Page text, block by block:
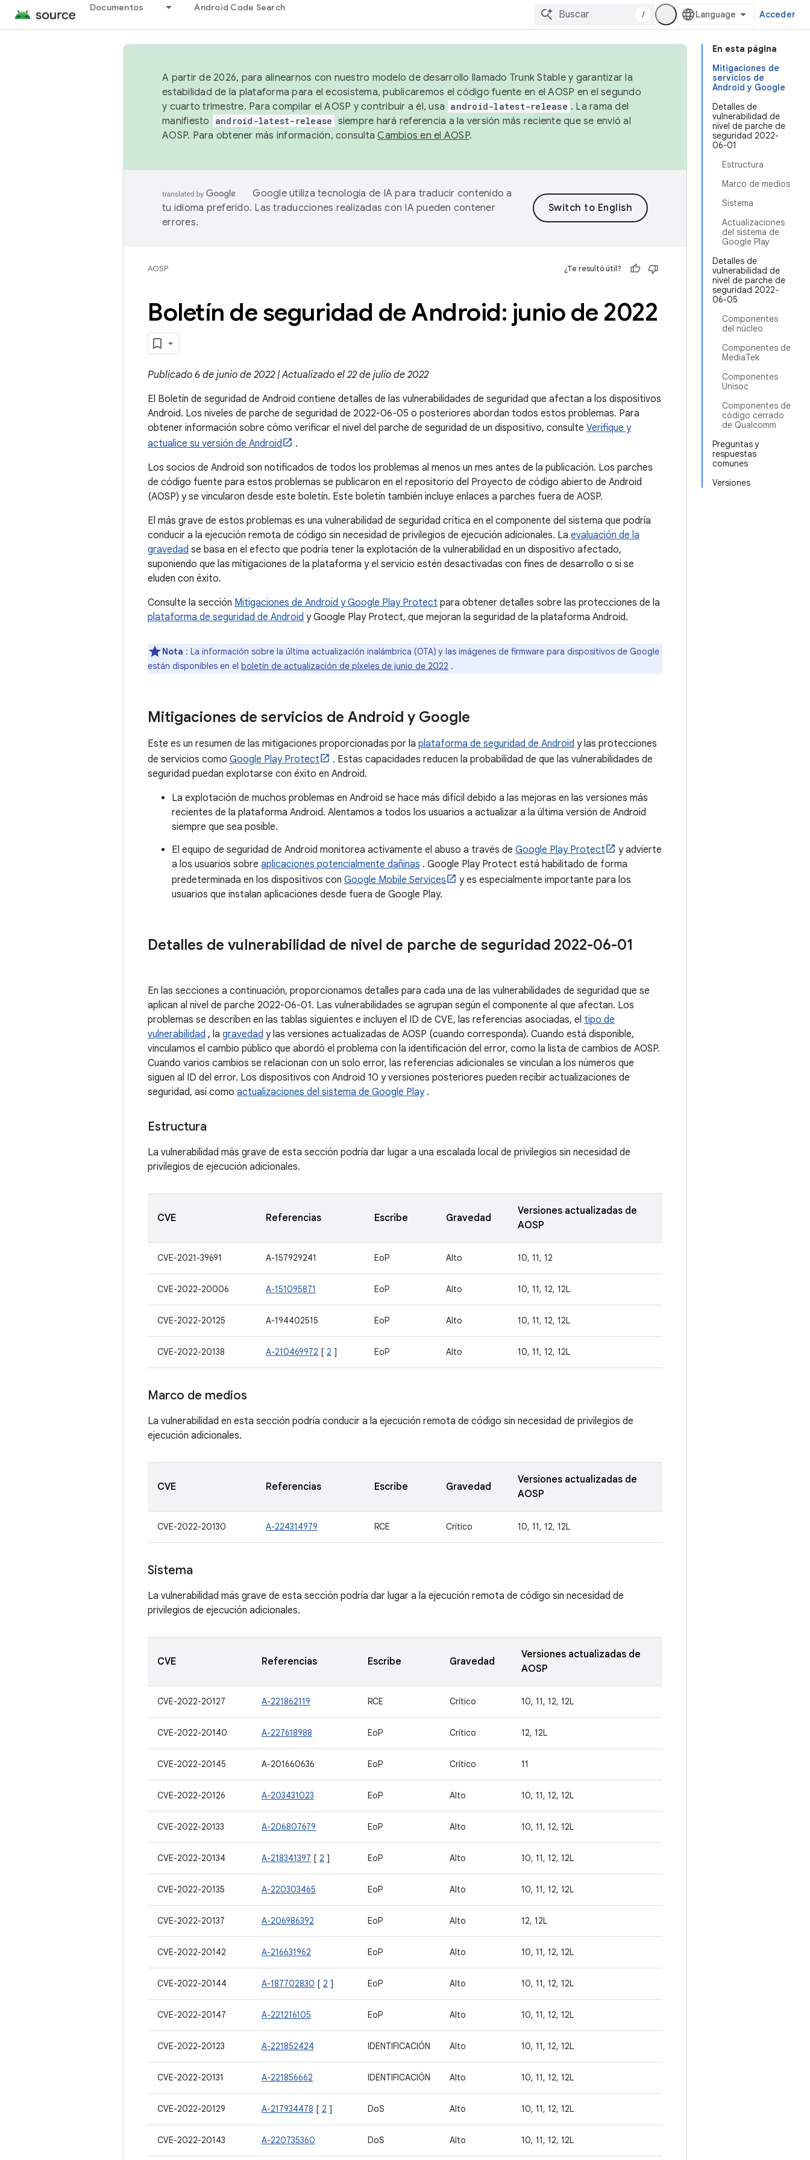
Documentos Android Code Search
/ Acceder
En esta página
Mitigaciones de
servicios de
Android y Google
Detalles de
vulnerabilidad de
nivel de parche de
seguridad 2022-
06-01
Estructura
Marco de medios
Sistema
Actualizaciones
del sistema de
Google Play
Detalles de
vulnerabilidad de
nivel de parche de
seguridad 2022-
06-05
Componentes
del núcleo
Componentes de
MediaTek
Componentes
Unisoc
Componentes de
código cerrado
de Qualcomm
Preguntas y
respuestas
comunes
Versiones
A partir de 2026, para alinearnos con nuestro modelo de desarrollo llamado Trunk Stable y garantizar la
estabilidad de la plataforma para el ecosistema, publicaremos el código fuente en el AOSP en el segundo
y cuarto trimestre. Para compilar el AOSP y contribuir a él, usa android-latest-release . La rama del
manifiesto
android-latest-release siempre hará referencia a la versión más reciente que se envió al
AOSP. Para obtener más información, consultaCambios en el AOSP.
Google utiliza tecnología de IA para traducir contenido a
tu idioma preferido. Las traducciones realizadas con IA pueden contener
errores.
AOSP ¿Te resultó útil?
Boletín de seguridad de Android: junio de 2022
Publicado 6 de junio de 2022 | Actualizado el 22 de julio de 2022
El Boletín de seguridad de Android contiene detalles de las vulnerabilidades de seguridad que afectan a los dispositivos
Android. Los niveles de parche de seguridad de 2022-06-05 o posteriores abordan todos estos problemas. Para
obtener información sobre cómo verificar el nivel del parche de seguridad de un dispositivo, consulte Verifique y
actualice su versión de Android
.
Los socios de Android son notificados de todos los problemas al menos un mes antes de la publicación. Los parches
de código fuente para estos problemas se publicaron en el repositorio del Proyecto de código abierto de Android
(AOSP) y se vincularon desde este boletín. Este boletín también incluye enlaces a parches fuera de AOSP.
El más grave de estos problemas es una vulnerabilidad de seguridad crítica en el componente del sistema que podría
conducir a la ejecución remota de código sin necesidad de privilegios de ejecución adicionales. La evaluación de la
gravedad se basa en el efecto que podría tener la explotación de la vulnerabilidad en un dispositivo afectado,
suponiendo que las mitigaciones de la plataforma y el servicio estén desactivadas con fines de desarrollo o si se
eluden con éxito.
Consulte la sección Mitigaciones de Android y Google Play Protect para obtener detalles sobre las protecciones de la
plataforma de seguridad de Android y Google Play Protect, que mejoran la seguridad de la plataforma Android.
Nota : La información sobre la última actualización inalámbrica (OTA) y las imágenes de firmware para dispositivos de Google
están disponibles en el boletín de actualización de píxeles de junio de 2022 .
Mitigaciones de servicios de Android y Google
Este es un resumen de las mitigaciones proporcionadas por la plataforma de seguridad de Android y las protecciones
de servicios como Google Play Protect
. Estas capacidades reducen la probabilidad de que las vulnerabilidades de
seguridad puedan explotarse con éxito en Android.
La explotación de muchos problemas en Android se hace más difícil debido a las mejoras en las versiones más
recientes de la plataforma Android. Alentamos a todos los usuarios a actualizar a la última versión de Android
siempre que sea posible.
El equipo de seguridad de Android monitorea activamente el abuso a través de Google Play Protect
y advierte
a los usuarios sobre aplicaciones potencialmente dañinas . Google Play Protect está habilitado de forma
predeterminada en los dispositivos con Google Mobile Services
y es especialmente importante para los
usuarios que instalan aplicaciones desde fuera de Google Play.
Detalles de vulnerabilidad de nivel de parche de seguridad 2022-06-01
En las secciones a continuación, proporcionamos detalles para cada una de las vulnerabilidades de seguridad que se
aplican al nivel de parche 2022-06-01. Las vulnerabilidades se agrupan según el componente al que afectan. Los
problemas se describen en las tablas siguientes e incluyen el ID de CVE, las referencias asociadas, el tipo de
vulnerabilidad , la gravedad y las versiones actualizadas de AOSP (cuando corresponda). Cuando está disponible,
vinculamos el cambio público que abordó el problema con la identificación del error, como la lista de cambios de AOSP.
Cuando varios cambios se relacionan con un solo error, las referencias adicionales se vinculan a los números que
siguen al ID del error. Los dispositivos con Android 10 y versiones posteriores pueden recibir actualizaciones de
seguridad, así como actualizaciones del sistema de Google Play.
Estructura
La vulnerabilidad más grave de esta sección podría dar lugar a una escalada local de privilegios sin necesidad de
privilegios de ejecución adicionales.
CVE Referencias Escribe Gravedad
Versiones actualizadas de
AOSP
CVE-2021-39691 A-157929241 EoP Alto 10, 11, 12
CVE-2022-20006 A-151095871 EoP Alto 10, 11, 12, 12L
CVE-2022-20125 A-194402515 EoP Alto 10, 11, 12, 12L
CVE-2022-20138 A-210469972 [ 2 ] EoP Alto 10, 11, 12, 12L
Marco de medios
La vulnerabilidad en esta sección podría conducir a la ejecución remota de código sin necesidad de privilegios de
ejecución adicionales.
CVE Referencias Escribe Gravedad
Versiones actualizadas de
AOSP
CVE-2022-20130 A-224314979 RCE Crítico 10, 11, 12, 12L
Sistema
La vulnerabilidad más grave de esta sección podría dar lugar a la ejecución remota de código sin necesidad de
privilegios de ejecución adicionales.
CVE Referencias Escribe Gravedad
Versiones actualizadas de
AOSP
CVE-2022-20127 A-221862119 RCE Crítico 10, 11, 12, 12L
CVE-2022-20140 A-227618988 EoP Crítico 12, 12L
CVE-2022-20145 A-201660636 EoP Crítico 11
CVE-2022-20126 A-203431023 EoP Alto 10, 11, 12, 12L
CVE-2022-20133 A-206807679 EoP Alto 10, 11, 12, 12L
CVE-2022-20134 A-218341397 [ 2 ] EoP Alto 10, 11, 12, 12L
CVE-2022-20135 A-220303465 EoP Alto 10, 11, 12, 12L
CVE-2022-20137 A-206986392 EoP Alto 12, 12L
CVE-2022-20142 A-216631962 EoP Alto 10, 11, 12, 12L
CVE-2022-20144 A-187702830 [ 2 ] EoP Alto 10, 11, 12, 12L
CVE-2022-20147 A-221216105 EoP Alto 10, 11, 12, 12L
CVE-2022-20123 A-221852424 IDENTIFICACIÓN Alto 10, 11, 12, 12L
CVE-2022-20131 A-221856662 IDENTIFICACIÓN Alto 10, 11, 12, 12L
CVE-2022-20129 A-217934478 [ 2 ] DoS Alto 10, 11, 12, 12L
CVE-2022-20143 A-220735360 DoS Alto 10, 11, 12, 12L